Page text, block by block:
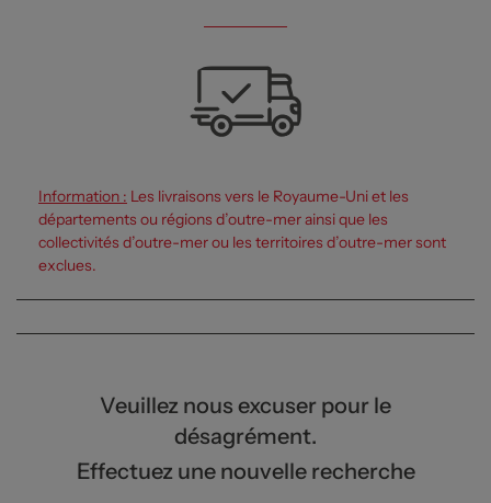
Information : Les livraisons vers le Royaume-Uni et les
départements ou régions d’outre-mer ainsi que les
collectivités d’outre-mer ou les territoires d’outre-mer sont
exclues.
Veuillez nous excuser pour le
désagrément.
Effectuez une nouvelle recherche